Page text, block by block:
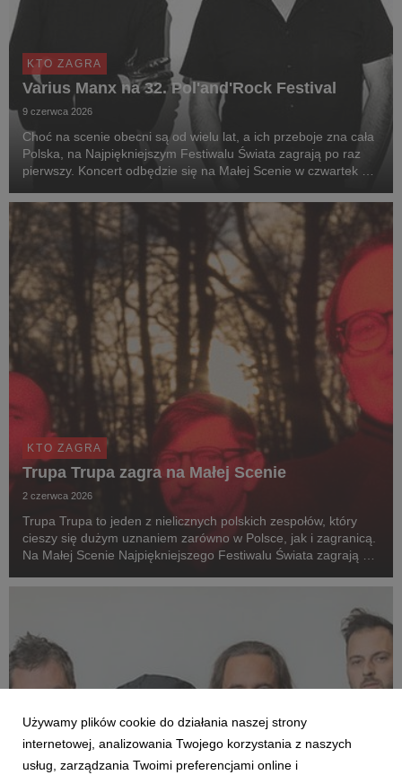
KTO ZAGRA
Varius Manx na 32. Pol'and'Rock Festival
9 czerwca 2026
Choć na scenie obecni są od wielu lat, a ich przeboje zna cała
Polska, na Najpiękniejszym Festiwalu Świata zagrają po raz
pierwszy. Koncert odbędzie się na Małej Scenie w czwartek 30
KTO ZAGRA
Trupa Trupa zagra na Małej Scenie
2 czerwca 2026
Trupa Trupa to jeden z nielicznych polskich zespołów, który
cieszy się dużym uznaniem zarówno w Polsce, jak i zagranicą.
Na Małej Scenie Najpiękniejszego Festiwalu Świata zagrają 1
Używamy plików cookie do działania naszej strony
internetowej, analizowania Twojego korzystania z naszych
usług, zarządzania Twoimi preferencjami online i